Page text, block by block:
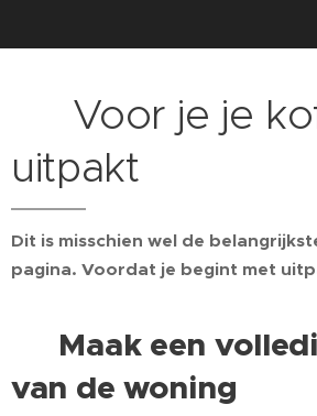
🏠 Voor je je
uitpakt
Dit is misschien wel de
pagina. Voordat je begint met
📹 Maak een
van de woning